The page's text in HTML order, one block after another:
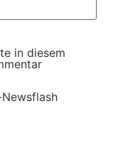
in diesem